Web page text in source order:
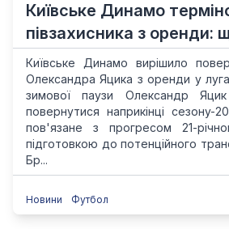
Київське Динамо
півзахисника з оренди:
Київське Динамо вирішило
Олександра Яцика з оренди у
зимової паузи Олександр
повернутися наприкінці сезону-
пов'язане з прогресом 21-
підготовкою до потенційного
Бр...
Новини Футбол